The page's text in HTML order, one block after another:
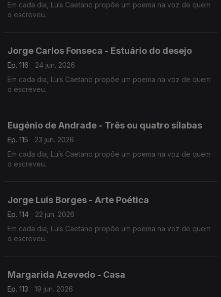
Em cada dia, Luís Caetano propõe um poema na voz de quem
o escreveu.
Jorge Carlos Fonseca - Estuário do desejo
Ep. 116
24 jun. 2026
Em cada dia, Luís Caetano propõe um poema na voz de quem
o escreveu.
Eugénio de Andrade - Três ou quatro sílabas
Ep. 115
23 jun. 2026
Em cada dia, Luís Caetano propõe um poema na voz de quem
o escreveu.
Jorge Luis Borges - Arte Poética
Ep. 114
22 jun. 2026
Em cada dia, Luís Caetano propõe um poema na voz de quem
o escreveu.
Margarida Azevedo - Casa
Ep. 113
19 jun. 2026